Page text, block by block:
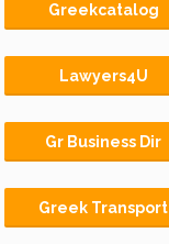
Greekcatalog
Lawyers4U
Gr Business Dir
Greek Transport